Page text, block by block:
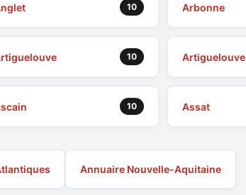
10 Arbonne
10 Artiguelouve
10 Assat
Annuaire Nouvelle-Aquitaine